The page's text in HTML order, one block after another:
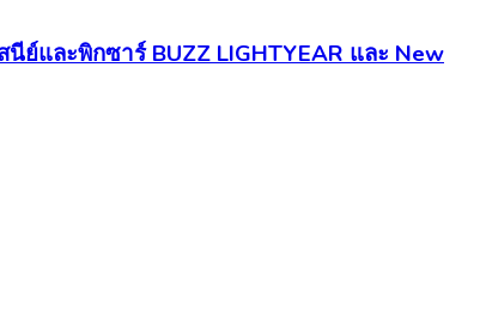
และพิกซาร์ BUZZ LIGHTYEAR และ New